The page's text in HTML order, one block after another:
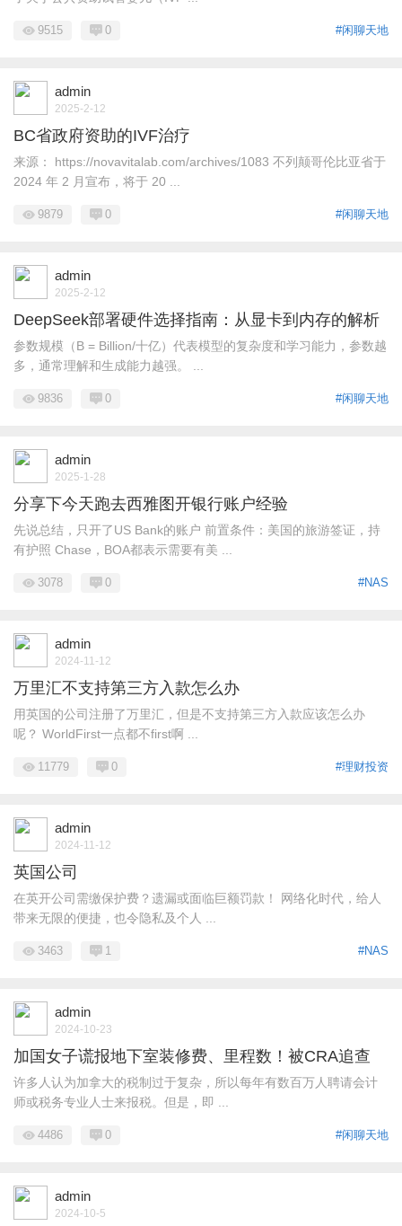
#闲聊天地
9515 0
admin
2025-2-12
BC省政府资助的IVF治疗
来源： https://novavitalab.com/archives/1083 不列颠哥伦比亚省于
2024 年 2 月宣布，将于 20 ...
#闲聊天地
9879 0
admin
2025-2-12
DeepSeek部署硬件选择指南：从显卡到内存的解析
参数规模（B = Billion/十亿）代表模型的复杂度和学习能力，参数越
多，通常理解和生成能力越强。 ...
#闲聊天地
9836 0
admin
2025-1-28
分享下今天跑去西雅图开银行账户经验
先说总结，只开了US Bank的账户 前置条件：美国的旅游签证，持
有护照 Chase，BOA都表示需要有美 ...
#NAS
3078 0
admin
2024-11-12
万里汇不支持第三方入款怎么办
用英国的公司注册了万里汇，但是不支持第三方入款应该怎么办
呢？ WorldFirst一点都不first啊 ...
#理财投资
11779 0
admin
2024-11-12
英国公司
在英开公司需缴保护费？遗漏或面临巨额罚款！ 网络化时代，给人
带来无限的便捷，也令隐私及个人 ...
#NAS
3463 1
admin
2024-10-23
加国女子谎报地下室装修费、里程数！被CRA追查
许多人认为加拿大的税制过于复杂，所以每年有数百万人聘请会计
师或税务专业人士来报税。但是，即 ...
#闲聊天地
4486 0
admin
2024-10-5